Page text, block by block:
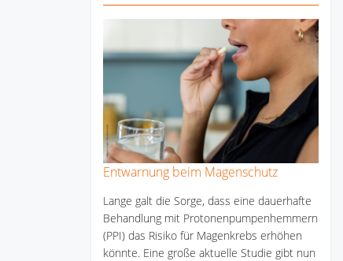
Entwarnung beim Magenschutz
Lange galt die Sorge, dass eine dauerhafte
Behandlung mit Protonenpumpenhemmern
(PPI) das Risiko für Magenkrebs erhöhen
könnte. Eine große aktuelle Studie gibt nun